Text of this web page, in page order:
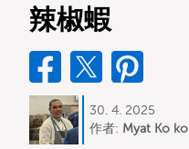
辣椒蝦
30. 4. 2025
作者: Myat Ko ko